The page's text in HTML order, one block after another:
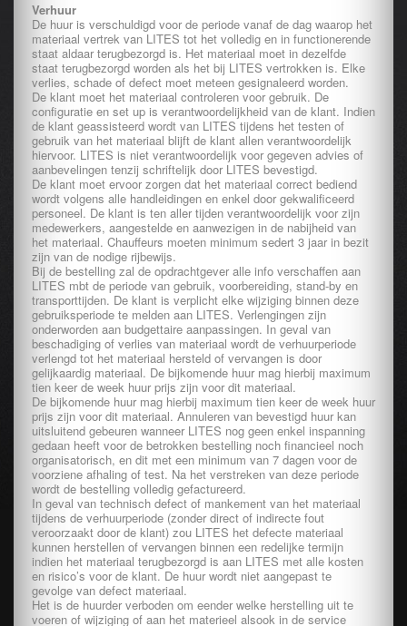
Verhuur
De huur is verschuldigd voor de periode vanaf de dag waarop het
materiaal vertrek van LITES tot het volledig en in functionerende
staat aldaar terugbezorgd is. Het materiaal moet in dezelfde
staat terugbezorgd worden als het bij LITES vertrokken is. Elke
verlies, schade of defect moet meteen gesignaleerd worden.
De klant moet het materiaal controleren voor gebruik. De
configuratie en set up is verantwoordelijkheid van de klant. Indien
de klant geassisteerd wordt van LITES tijdens het testen of
gebruik van het materiaal blijft de klant allen verantwoordelijk
hiervoor. LITES is niet verantwoordelijk voor gegeven advies of
aanbevelingen tenzij schriftelijk door LITES bevestigd.
De klant moet ervoor zorgen dat het materiaal correct bediend
wordt volgens alle handleidingen en enkel door gekwalificeerd
personeel. De klant is ten aller tijden verantwoordelijk voor zijn
medewerkers, aangestelde en aanwezigen in de nabijheid van
het materiaal. Chauffeurs moeten minimum sedert 3 jaar in bezit
zijn van de nodige rijbewijs.
Bij de bestelling zal de opdrachtgever alle info verschaffen aan
LITES mbt de periode van gebruik, voorbereiding, stand-by en
transporttijden. De klant is verplicht elke wijziging binnen deze
gebruiksperiode te melden aan LITES. Verlengingen zijn
onderworden aan budgettaire aanpassingen. In geval van
beschadiging of verlies van materiaal wordt de verhuurperiode
verlengd tot het materiaal hersteld of vervangen is door
gelijkaardig materiaal. De bijkomende huur mag hierbij maximum
tien keer de week huur prijs zijn voor dit materiaal.
De bijkomende huur mag hierbij maximum tien keer de week huur
prijs zijn voor dit materiaal. Annuleren van bevestigd huur kan
uitsluitend gebeuren wanneer LITES nog geen enkel inspanning
gedaan heeft voor de betrokken bestelling noch financieel noch
organisatorisch, en dit met een minimum van 7 dagen voor de
voorziene afhaling of test. Na het verstreken van deze periode
wordt de bestelling volledig gefactureerd.
In geval van technisch defect of mankement van het materiaal
tijdens de verhuurperiode (zonder direct of indirecte fout
veroorzaakt door de klant) zou LITES het defecte materiaal
kunnen herstellen of vervangen binnen een redelijke termijn
indien het materiaal terugbezorgd is aan LITES met alle kosten
en risico’s voor de klant. De huur wordt niet aangepast te
gevolge van defect materiaal.
Het is de huurder verboden om eender welke herstelling uit te
voeren of wijziging of aan het materieel alsook in de service